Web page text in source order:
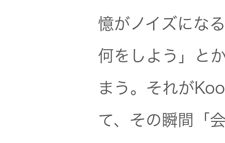
憶がノイズにな
何をしよう」と
まう。それが
て、その瞬間「